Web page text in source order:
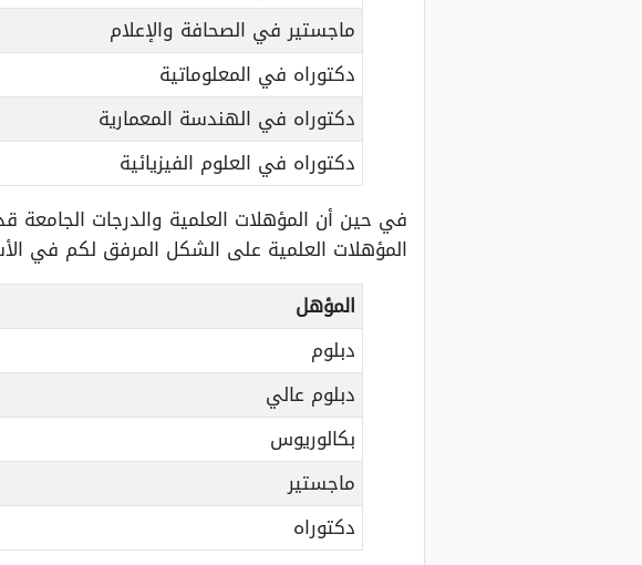
ماجستير في الصحافة والإعلام
دكتوراه في المعلوماتية
دكتوراه في الهندسة المعمارية
دكتوراه في العلوم الفيزيائية
في حين أن المؤهلات العلمية والدرجات
المؤهلات العلمية على الشكل المرفق لكم في
المؤهل
دبلوم
دبلوم عالي
بكالوريوس
ماجستير
دكتوراه